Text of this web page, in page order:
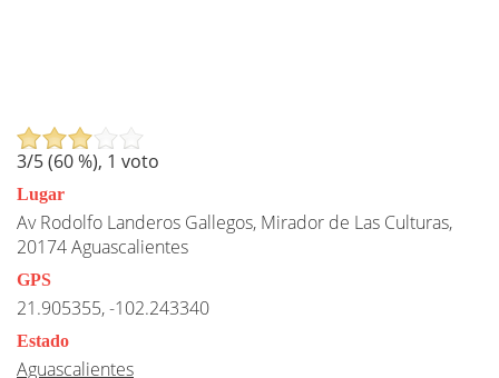
3/5 (60%), 1 voto
Lugar
Av Rodolfo Landeros Gallegos, Mirador de Las Culturas,
20174 Aguascalientes
GPS
21.905355, -102.243340
Estado
Aguascalientes